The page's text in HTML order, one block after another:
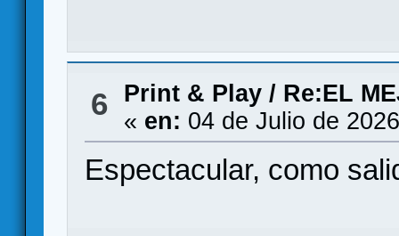
6 Print & Play/ Re:EL
« en: 04 de Julio de
Espectacular, como